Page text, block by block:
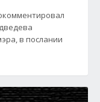
в послании